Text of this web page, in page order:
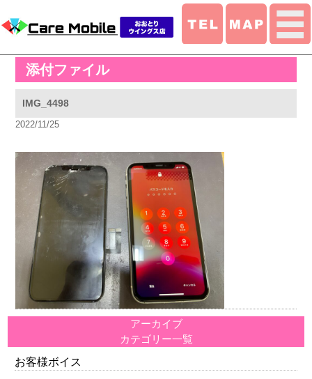
添付ファイル
IMG_4498
2022/11/25
アーカイブ
カテゴリー一覧
お客様ボイス